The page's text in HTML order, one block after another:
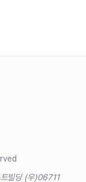
빌딩 (우)06711